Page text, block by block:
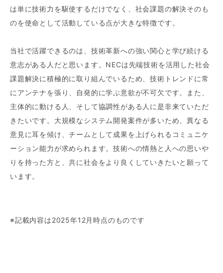
は単に技術力を駆使するだけでなく、社会課題の解決そのも
のを使命として活動している点が大きな特徴です。
当社で活躍できるのは、技術革新への強い関心と学び続ける
意志がある人だと思います。NECは先端技術を活用した社会
課題解決に積極的に取り組んでいるため、技術トレンドに常
にアンテナを張り、自発的に学ぶ意欲が不可欠です。また、
主体的に動ける人、そして協調性がある人に是非来ていただ
きたいです。大規模なシステム開発案件が多いため、異なる
意見に耳を傾け、チームとして成果を上げられるコミュニケ
ーション能力が求められます。技術への情熱と人への思いや
りを持った方と、共に社会をより良くしていきたいと願って
います。
※記載内容は2025年12月時点のものです